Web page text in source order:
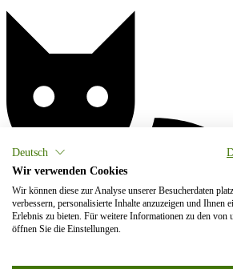
Deutsch
Wir verwenden Cookies
Wir können diese zur Analyse unserer Besucherdaten
verbessern, personalisierte Inhalte anzuzeigen und Ihnen
Erlebnis zu bieten. Für weitere Informationen zu den von
öffnen Sie die Einstellungen.